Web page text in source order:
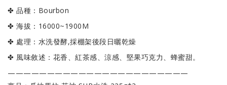
✤ 品種：Bourbon
✤ 海拔：16000~1900M
✤ 處理：水洗發酵,採棚架後段日曬乾燥
✤ 風味敘述：花香、紅茶感、涼感、堅果巧克力、蜂蜜甜。
———————————————————————